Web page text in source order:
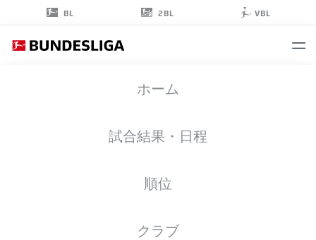
BL 2BL VBL
ホーム
試合結果・日程
順位
クラブ